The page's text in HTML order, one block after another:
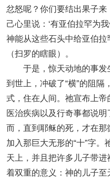
忿怒呢？你们要结出果子
己心里说：‘有亚伯拉罕为
神能从这些石头中给亚伯拉
（扫罗的瞎眼）。
于是，惊天动地的事发
到世上，冲破了“横”的阻隔
式，住在人间。祂宣布上帝
医治疾病以及行奇事都说
而，直到耶稣的死，才在那
加入那巨大无形的“十”字。
天上，并且把许多儿子带进
着双重的意义：神的儿子